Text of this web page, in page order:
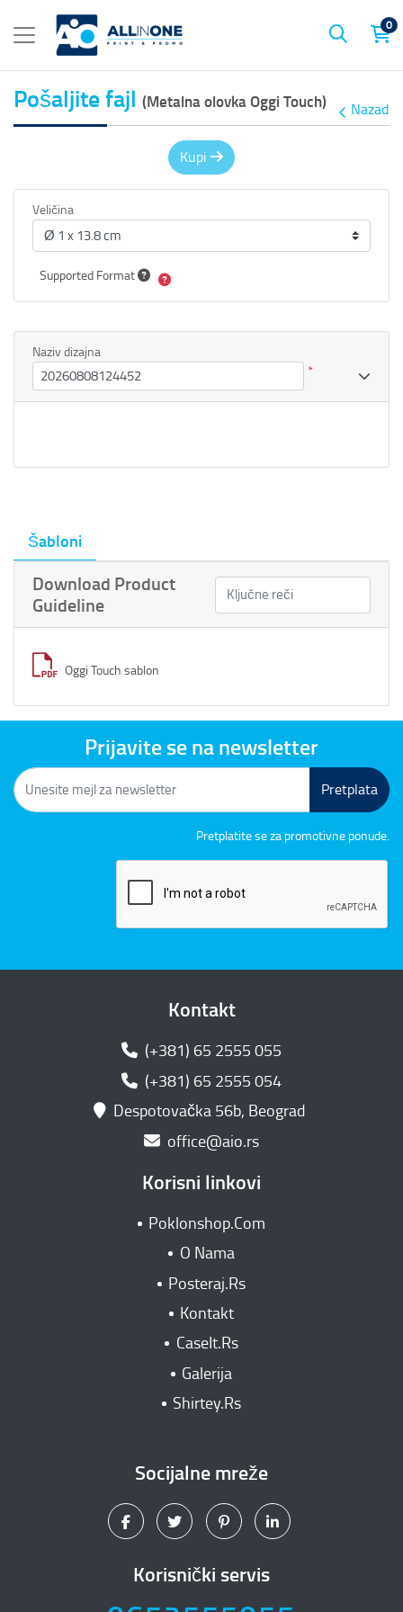
0
Pošaljite fajl (Metalna olovka Oggi Touch) Nazad
Šabloni
Download Product
Guideline
Oggi Touch sablon
Kupi
Veličina
Supported Format
Naziv dizajna
*
Prijavite se na newsletter
Pretplata
Pretplatite se za promotivne ponude.
Kontakt
(+381) 65 2555 055
(+381) 65 2555 054
Despotovačka 56b, Beograd
office@aio.rs
Korisni linkovi
Poklonshop.Com
O Nama
Posteraj.Rs
Kontakt
CaseIt.Rs
Galerija
Shirtey.Rs
Socijalne mreže
Korisnički servis